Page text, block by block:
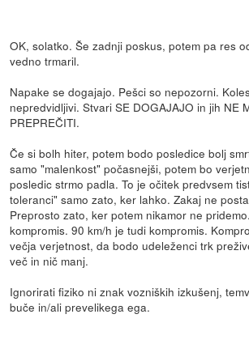
OK, solatko. Še zadnji poskus, potem pa res
vedno trmaril.
Napake se dogajajo. Pešci so nepozorni.
nepredvidljivi. Stvari SE DOGAJAJO in jih NE
PREPREČITI.
Če si bolh hiter, potem bodo posledice bolj
samo "malenkost" počasnejši, potem bo
posledic strmo padla. To je očitek predvsem
toleranci" samo zato, ker lahko. Zakaj ne
Preprosto zato, ker potem nikamor ne
kompromis. 90 km/h je tudi kompromis.
večja verjetnost, da bodo udeleženci trk
več in nič manj.
Ignorirati fiziko ni znak vozniških izkušenj,
buče in/ali prevelikega ega.